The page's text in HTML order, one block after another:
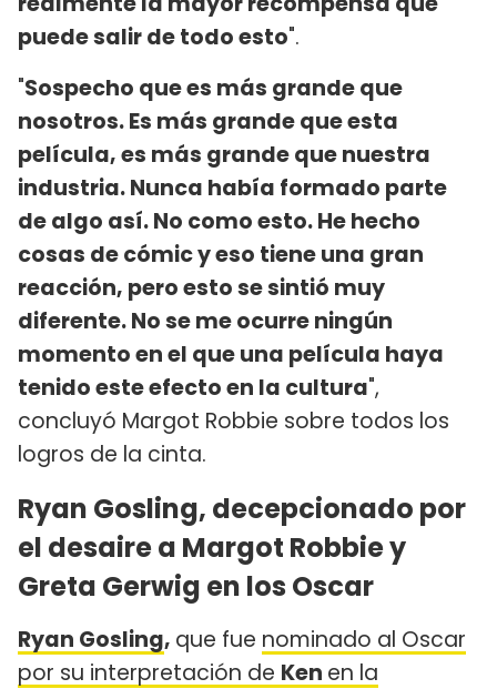
puede salir de todo esto".
"Sospecho que es más grande que
nosotros. Es más grande que esta
película, es más grande que nuestra
industria. Nunca había formado parte
de algo así. No como esto. He hecho
cosas de cómic y eso tiene una gran
reacción, pero esto se sintió muy
diferente. No se me ocurre ningún
momento en el que una película haya
tenido este efecto en la cultura",
concluyó Margot Robbie sobre todos los
logros de la cinta.
Ryan Gosling, decepcionado por
el desaire a Margot Robbie y
Greta Gerwig en los Oscar
Ryan Gosling, que fue nominado al Oscar
por su interpretación de Ken en la